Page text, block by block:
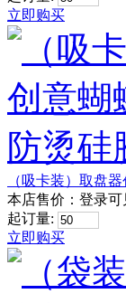
立即购买
（吸卡装）取盘
本店售价： 登录可
起订量:
立即购买